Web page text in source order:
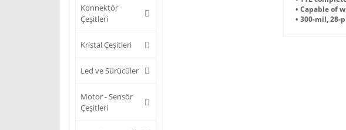
Konnektör
Çeşitleri
Kristal Çeşitleri
Led ve Sürücüler
Motor - Sensör
Çeşitleri
• Capable of
• 300-mil, 28-